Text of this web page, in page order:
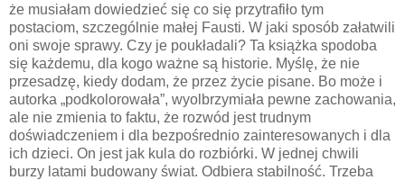
że musiałam dowiedzieć się co się przytrafiło tym
postaciom, szczególnie małej Fausti. W jaki sposób załatwili
oni swoje sprawy. Czy je poukładali? Ta książka spodoba
się każdemu, dla kogo ważne są historie. Myślę, że nie
przesadzę, kiedy dodam, że przez życie pisane. Bo może i
autorka „podkolorowała”, wyolbrzymiała pewne zachowania,
ale nie zmienia to faktu, że rozwód jest trudnym
doświadczeniem i dla bezpośrednio zainteresowanych i dla
ich dzieci. On jest jak kula do rozbiórki. W jednej chwili
burzy latami budowany świat. Odbiera stabilność. Trzeba